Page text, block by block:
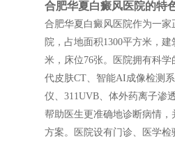
合肥华夏白癜风医院的特
合肥华夏白癜风医院作为一家
院，占地面积1300平方米，建
米，床位76张。医院拥有科
代皮肤CT、智能AI成像检测
仪、311UVB、体外药离子渗
帮助医生更准确地诊断病情，
方案。医院设有门诊、医学